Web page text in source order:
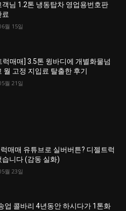
객님 1.2톤 냉동탑차 영업용번호판
료
월 15일
럭매매] 3.5톤 윙바디에 개별화물넘
월 고정 지입료 탈출한 후기
월 21일
매매 유튜브로 실버버튼? 디젤트럭
습니다 (감동 실화)
월 23일
업 콜바리 4년동안 하시다가 1톤화